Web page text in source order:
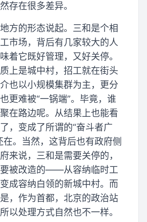
存在很多差异。
方的形态说起。三和是个相
市场，背后有几家较大的人
着它既好管理，又好关停。
上是城中村，招工就在街头
也以小规模集群为主，更分
更难被“一锅端”。毕竟，谁
在路边呢。从结果上也能看
，变成了所谓的“奋斗者广
在。当然，这背后也有政府侧
来说，三和是需要关停的，
被改造的——从容纳临时工
成容纳白领的新城中村。而
，作为首都，北京的政治站
以处理方式自然也不一样。